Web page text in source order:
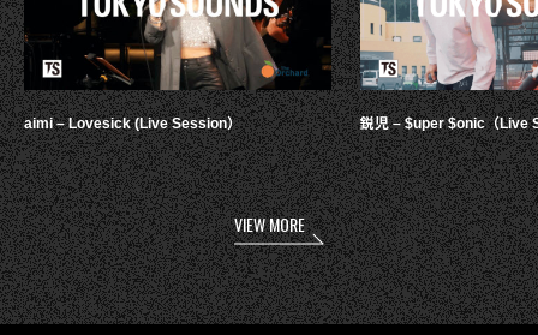
aimi – Lovesick (Live Session） 鋭児 – $uper $onic（Live
VIEW MORE